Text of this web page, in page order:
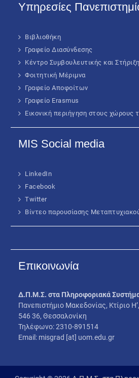
Υπηρεσίες
Βιβλιοθήκη
Γραφείο Διασύνδεσης
Κέντρο Συμβουλευτικής και
Φοιτητική Μέριμνα
Γραφείο Αποφοίτων
Γραφείο Erasmus
Εικονική περιήγηση στους χώρους
MIS Social media
LinkedIn
Facebook
Twitter
Βίντεο παρουσίασης
Επικοινωνία
Δ.Π.Μ.Σ. στα Πληροφοριακά
Πανεπιστήμιο Μακεδονίας, Κτίριο
546 36, Θεσσαλονίκη
Τηλέφωνο: 2310-891514
Email: misgrad [at] uom.edu.gr